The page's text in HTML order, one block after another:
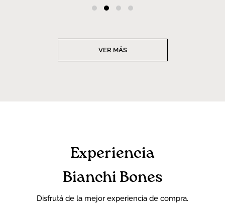
VER MÁS
Experiencia
Bianchi Bones
Disfrutá de la mejor experiencia de compra.